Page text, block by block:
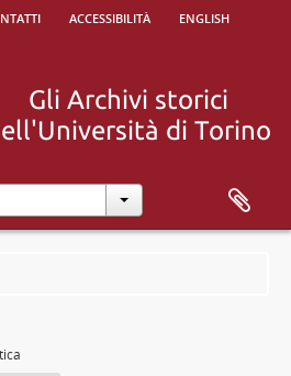
accessibilità
english